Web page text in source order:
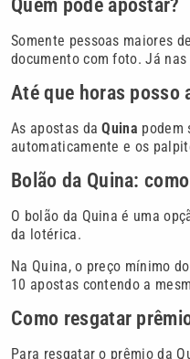
Quem pode apostar?
Somente pessoas maiores
documento com foto. Já
Até que horas posso
As apostas daQuina podem
automaticamente e os
Bolão da Quina:
O bolão da Quina é uma
da lotérica.
Na Quina, o preço mínimo
10 apostas contendo a
Como resgatar
Para resgatar o prêmio da